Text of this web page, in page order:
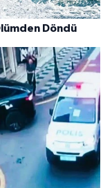
Döndü